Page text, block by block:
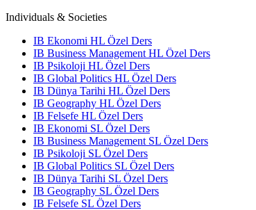
Individuals & Societies
IB Ekonomi HL Özel Ders
IB Business Management HL Özel Ders
IB Psikoloji HL Özel Ders
IB Global Politics HL Özel Ders
IB Dünya Tarihi HL Özel Ders
IB Geography HL Özel Ders
IB Felsefe HL Özel Ders
IB Ekonomi SL Özel Ders
IB Business Management SL Özel Ders
IB Psikoloji SL Özel Ders
IB Global Politics SL Özel Ders
IB Dünya Tarihi SL Özel Ders
IB Geography SL Özel Ders
IB Felsefe SL Özel Ders